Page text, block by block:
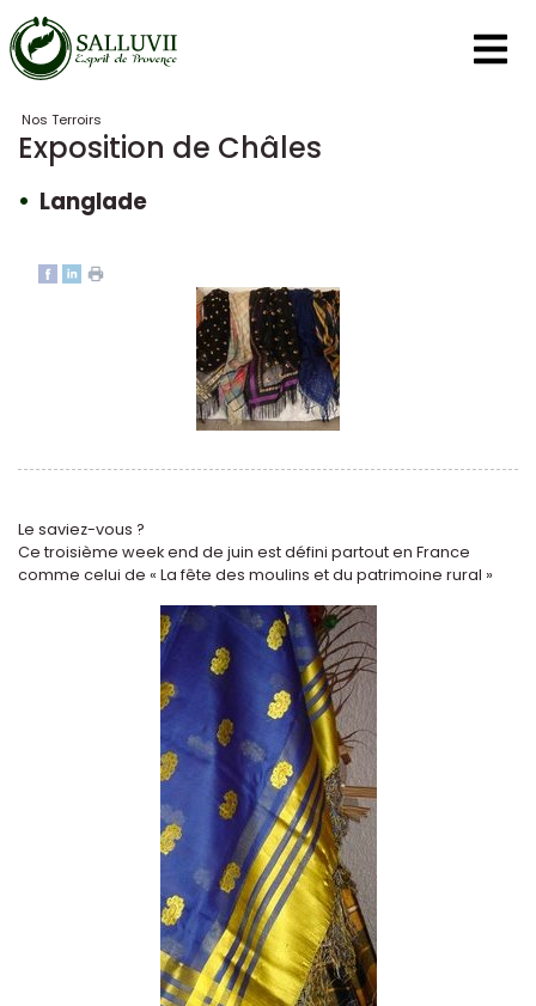
Panneau de gestion des cookies
Nos Terroirs
Exposition de Châles
Langlade
Le saviez-vous ?
Ce troisième week end de juin est défini partout en France
comme celui de « La fête des moulins et du patrimoine rural »